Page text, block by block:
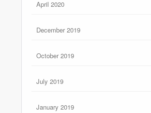
April 2020
December 2019
October 2019
July 2019
January 2019